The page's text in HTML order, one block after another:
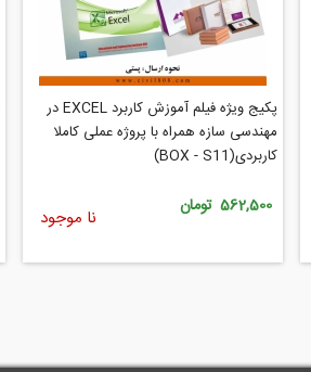
پکیج ویژه فیلم آموزش کاربرد EXCEL در
مهندسی سازه همراه با پروژه عملی کاملا
کاربردی(BOX - S11)
562,500 تومان نا موجود